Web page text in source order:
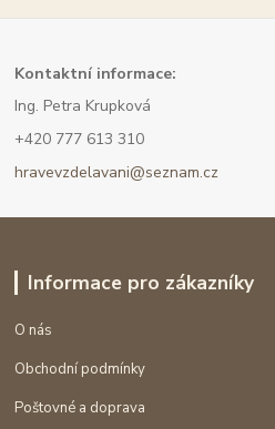
Kontaktní informace:
Ing. Petra Krupková
+420 777 613 310
hravevzdelavani@seznam.cz
Informace pro zákazníky
O nás
Obchodní podmínky
Poštovné a doprava